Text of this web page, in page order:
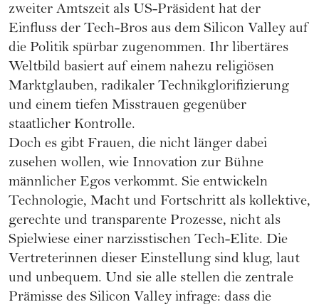
zweiter Amtszeit als US-Präsident hat der
Einfluss der Tech-Bros aus dem Silicon Valley auf
die Politik spürbar zugenommen. Ihr libertäres
Weltbild basiert auf einem nahezu religiösen
Marktglauben, radikaler Technikglorifizierung
und einem tiefen Misstrauen gegenüber
staatlicher Kontrolle.
Doch es gibt Frauen, die nicht länger dabei
zusehen wollen, wie Innovation zur Bühne
männlicher Egos verkommt. Sie entwickeln
Technologie, Macht und Fortschritt als kollektive,
gerechte und transparente Prozesse, nicht als
Spielwiese einer narzisstischen Tech-Elite. Die
Vertreterinnen dieser Einstellung sind klug, laut
und unbequem. Und sie alle stellen die zentrale
Prämisse des Silicon Valley infrage: dass die